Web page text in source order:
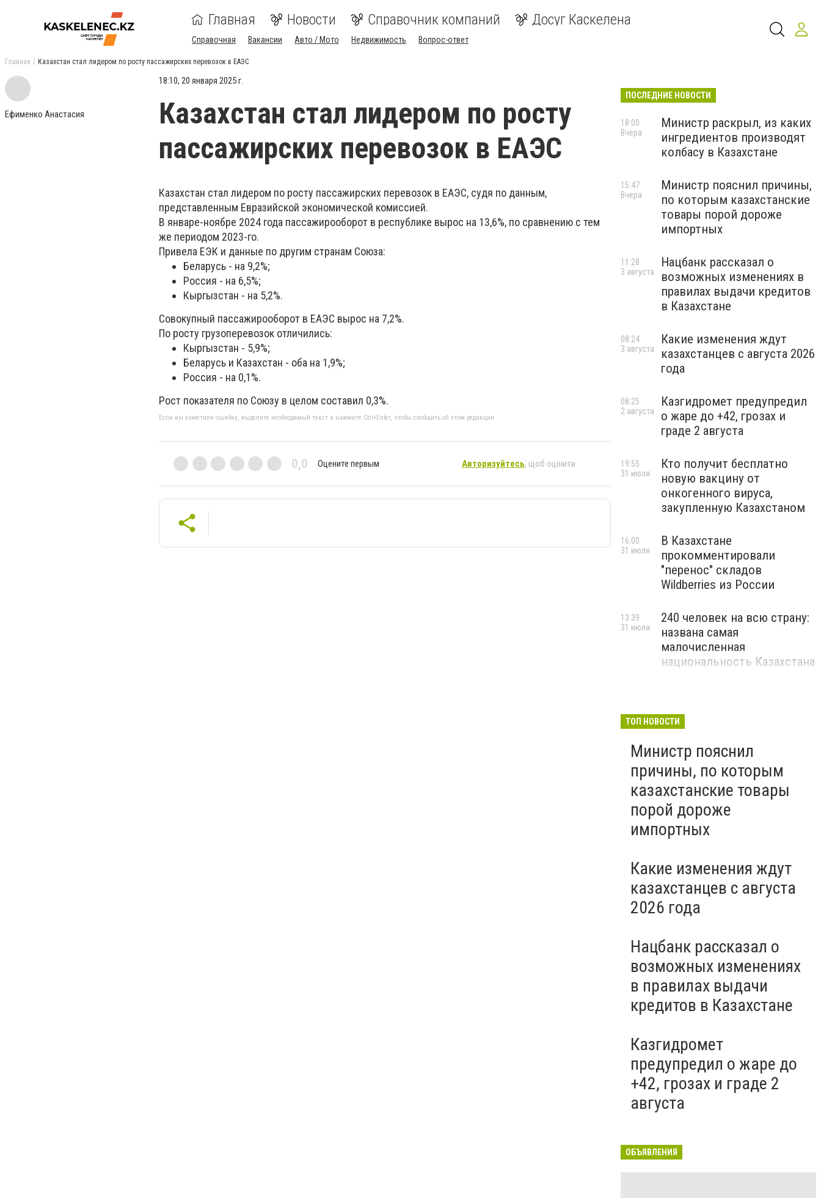
Главная Новости Справочник компаний Досуг Каскелена
Справочная Вакансии Авто / Мото Недвижимость Вопрос-ответ
Главная Казахстан стал лидером по росту пассажирских перевозок в ЕАЭС
Ефименко Анастасия
18:10, 20 января 2025 г.
Казахстан стал лидером по росту
пассажирских перевозок в ЕАЭС
Казахстан стал лидером по росту пассажирских перевозок в ЕАЭС, судя по данным,
представленным Евразийской экономической комиссией.
В январе-ноябре 2024 года пассажирооборот в республике вырос на 13,6%, по сравнению с тем
же периодом 2023-го.
Привела ЕЭК и данные по другим странам Союза:
Беларусь - на 9,2%;
Россия - на 6,5%;
Кыргызстан - на 5,2%.
Совокупный пассажирооборот в ЕАЭС вырос на 7,2%.
По росту грузоперевозок отличились:
Кыргызстан - 5,9%;
Беларусь и Казахстан - оба на 1,9%;
Россия - на 0,1%.
Рост показателя по Союзу в целом составил 0,3%.
Если вы заметили ошибку, выделите необходимый текст и нажмите Ctrl+Enter, чтобы сообщить об этом редакции
0,0 Оцените первым Авторизуйтесь, щоб оцінити
ПОСЛЕДНИЕ НОВОСТИ
Министр раскрыл, из каких
ингредиентов производят
колбасу в Казахстане
18:00
Вчера
Министр пояснил причины,
по которым казахстанские
товары порой дороже
импортных
15:47
Вчера
Нацбанк рассказал о
возможных изменениях в
правилах выдачи кредитов
в Казахстане
11:28
3 августа
Какие изменения ждут
казахстанцев с августа 2026
года
08:24
3 августа
Казгидромет предупредил
о жаре до +42, грозах и
граде 2 августа
08:25
2 августа
Кто получит бесплатно
новую вакцину от
онкогенного вируса,
закупленную Казахстаном
19:55
31 июля
В Казахстане
прокомментировали
"перенос" складов
Wildberries из России
16:00
31 июля
240 человек на всю страну:
названа самая
малочисленная
национальность Казахстана
13:39
31 июля
ТОП НОВОСТИ
Министр пояснил
причины, по которым
казахстанские товары
порой дороже
импортных
Какие изменения ждут
казахстанцев с августа
2026 года
Нацбанк рассказал о
возможных изменениях
в правилах выдачи
кредитов в Казахстане
Казгидромет
предупредил о жаре до
+42, грозах и граде 2
августа
ОБЪЯВЛЕНИЯ